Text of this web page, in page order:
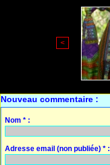
<
Nouveau commentaire :
Nom * :
Adresse email (non publiée) * :